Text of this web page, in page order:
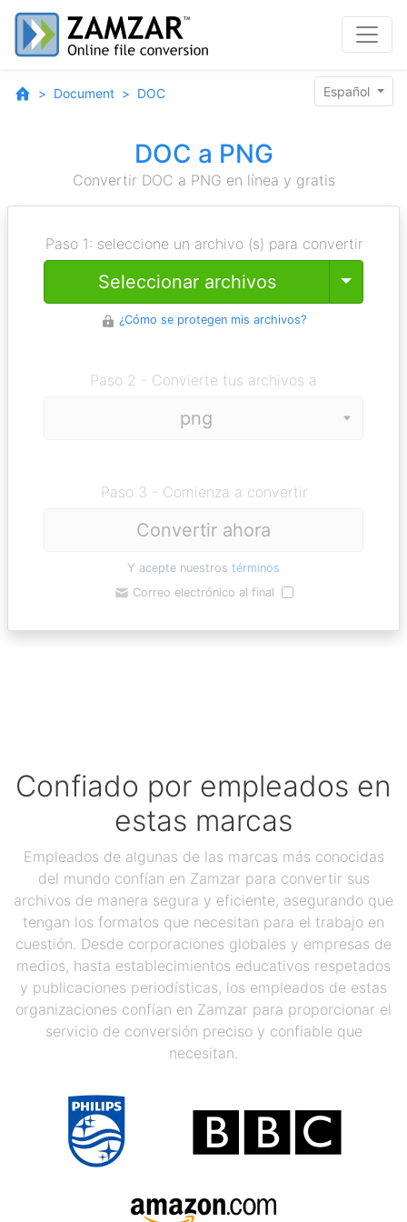
Document DOC Español
DOC a PNG
Convertir DOC a PNG en línea y gratis
Paso 1: seleccione un archivo (s) para convertir
Seleccionar archivos Toggle
¿Cómo se protegen mis archivos?
Paso 2 - Convierte tus archivos a
Paso 3 - Comienza a convertir
Convertir ahora
Y acepte nuestros términos
Correo electrónico al final
Confiado por empleados en
estas marcas
Empleados de algunas de las marcas más conocidas
del mundo confían en Zamzar para convertir sus
archivos de manera segura y eficiente, asegurando que
tengan los formatos que necesitan para el trabajo en
cuestión. Desde corporaciones globales y empresas de
medios, hasta establecimientos educativos respetados
y publicaciones periodísticas, los empleados de estas
organizaciones confían en Zamzar para proporcionar el
servicio de conversión preciso y confiable que
necesitan.